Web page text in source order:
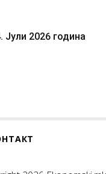
2026 година